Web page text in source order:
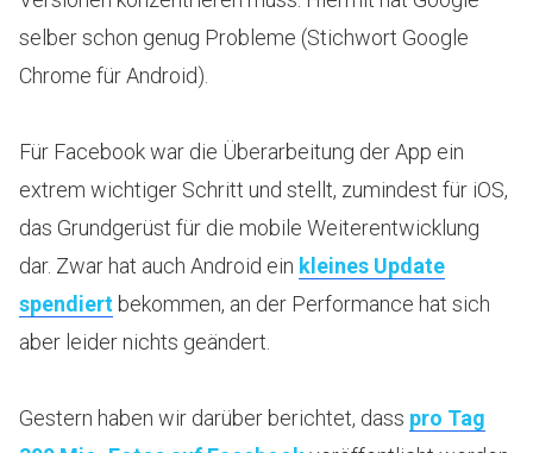
selber schon genug Probleme (Stichwort Google
Chrome für Android).
Für Facebook war die Überarbeitung der App ein
extrem wichtiger Schritt und stellt, zumindest für iOS,
das Grundgerüst für die mobile Weiterentwicklung
dar. Zwar hat auch Android ein kleines Update
spendiert bekommen, an der Performance hat sich
aber leider nichts geändert.
Gestern haben wir darüber berichtet, dass pro Tag